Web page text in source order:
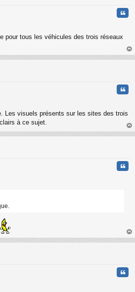
pour tous les véhicules des trois réseaux
au
Les visuels présents sur les sites des trois
à ce sujet.
au
au